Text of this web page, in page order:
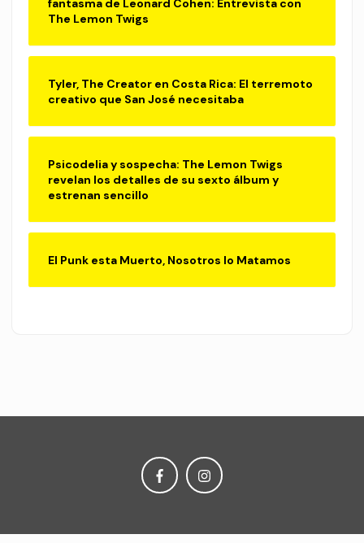
fantasma de Leonard Cohen: Entrevista con
The Lemon Twigs
Tyler, The Creator en Costa Rica: El terremoto
creativo que San José necesitaba
Psicodelia y sospecha: The Lemon Twigs
revelan los detalles de su sexto álbum y
estrenan sencillo
El Punk esta Muerto, Nosotros lo Matamos